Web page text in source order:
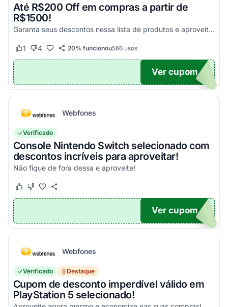
Até R$200 Off em compras a partir de
R$1500!
Garanta seus descontos nessa lista de produtos e aproveite para economizar agora mesmo! Válido para todo o site exceto em produtos com o selo "Estou Zerado"
Este cupom funcionou
1 Este cupom não funcionou
4 20% funcionou566usos
ONTO
Ver cupom
Webfones
Verificado
Console Nintendo Switch selecionado com
descontos incríveis para aproveitar!
Não fique de fora dessa e aproveite!
Este cupom funcionou
Este cupom não funcionou
O100
Ver cupom
Webfones
Verificado Destaque
Cupom de desconto imperdível válido em
PlayStation 5 selecionado!